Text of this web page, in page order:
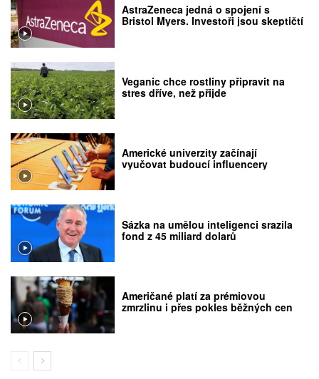
AstraZeneca jedná o spojení s
Bristol Myers. Investoři jsou skeptičtí
Veganic chce rostliny připravit na
stres dříve, než přijde
Americké univerzity začínají
vyučovat budoucí influencery
Sázka na umělou inteligenci srazila
fond z 45 miliard dolarů
Američané platí za prémiovou
zmrzlinu i přes pokles běžných cen